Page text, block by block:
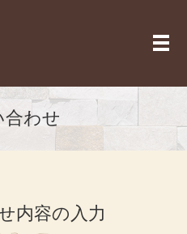
メ
合わせ
内容の入力